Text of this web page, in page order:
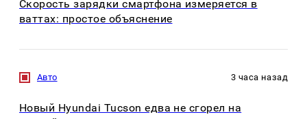
Скорость зарядки смартфона измеряется в
ваттах: простое объяснение
Авто 3 часа назад
Новый Hyundai Tucson едва не сгорел на